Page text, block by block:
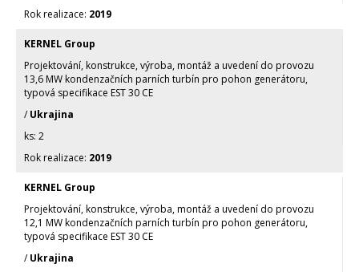
2019
KERNEL Group
Projektování, konstrukce, výroba, montáž a uvedení do provozu
13,6 MW kondenzačních parních turbín pro pohon generátoru,
typová specifikace EST 30 CE
/Ukrajina
2
2019
KERNEL Group
Projektování, konstrukce, výroba, montáž a uvedení do provozu
12,1 MW kondenzačních parních turbín pro pohon generátoru,
typová specifikace EST 30 CE
/Ukrajina